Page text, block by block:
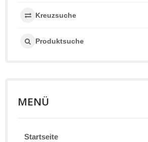
Kreuzsuche
Produktsuche
MENÜ
Startseite